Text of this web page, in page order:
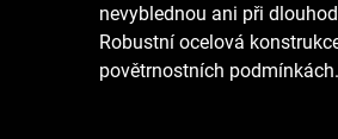
nevyblednou ani při
Robustní ocelová
povětrnostních podmínkách.